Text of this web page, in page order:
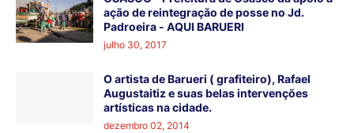
ação de reintegração de posse no Jd.
Padroeira - AQUI BARUERI
julho 30, 2017
O artista de Barueri ( grafiteiro), Rafael
Augustaitiz e suas belas intervenções
artísticas na cidade.
dezembro 02, 2014